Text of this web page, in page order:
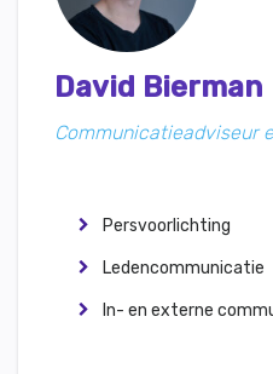
David Bierman
Communicatieadviseur
Persvoorlichting
Ledencommunicatie
In- en externe